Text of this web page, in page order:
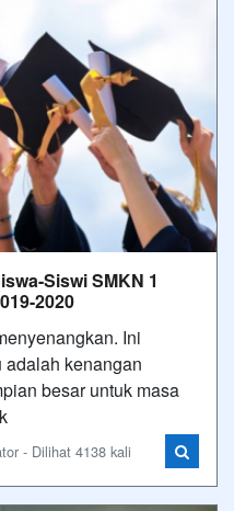
Siswi SMKN 1
2020
Ini
kenangan
besar untuk masa
- Dilihat 4138 kali